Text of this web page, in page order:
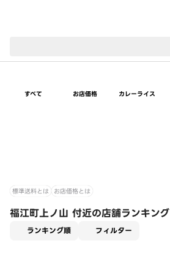
すべて お店価格 カレーライス
標準送料とは お店価格とは
福江町上ノ山 付近の店舗ランキング
ランキング順 フィルター